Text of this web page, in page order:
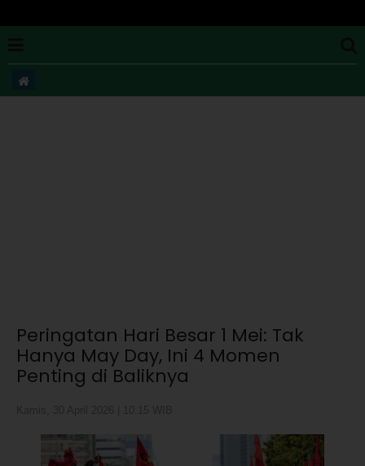
Peringatan Hari Besar 1 Mei: Tak
Hanya May Day, Ini 4 Momen
Penting di Baliknya